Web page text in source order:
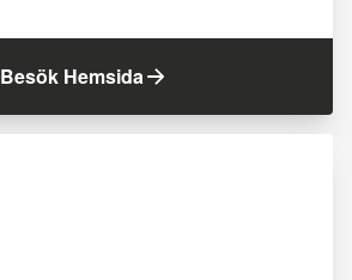
Besök Hemsida